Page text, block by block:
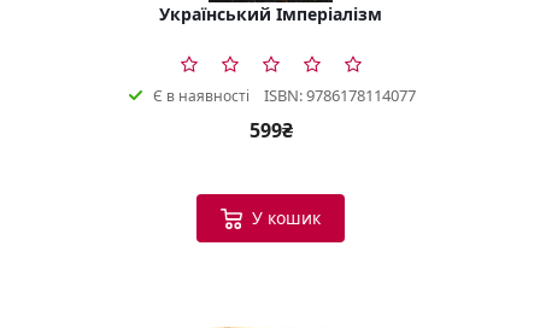
Український Імперіалізм
Є в наявності ISBN: 9786178114077
599₴
У кошик